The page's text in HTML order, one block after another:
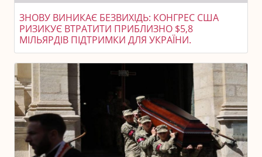
ЗНОВУ ВИНИКАЄ БЕЗВИХІДЬ: КОНГРЕС США
РИЗИКУЄ ВТРАТИТИ ПРИБЛИЗНО $5,8
МІЛЬЯРДІВ ПІДТРИМКИ ДЛЯ УКРАЇНИ.